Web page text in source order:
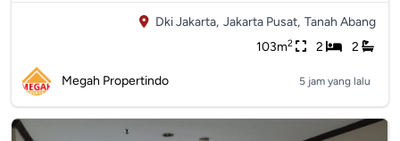
Dki Jakarta, Jakarta Pusat, Tanah Abang
103m2 2 2
Megah Propertindo 5 jam yang lalu